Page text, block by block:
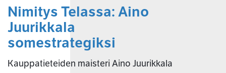
Nimitys Telassa: Aino
Juurikkala
somestrategiksi
Kauppatieteiden maisteri Aino Juurikkala